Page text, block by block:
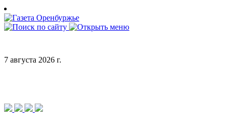
Skip
to
content
7 августа 2026 г.